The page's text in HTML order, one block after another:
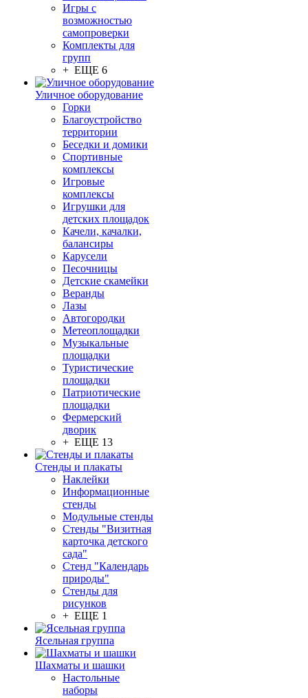
Игры с
возможностью
самопроверки
Комплекты для
групп
+ ЕЩЕ 6
Уличное оборудование
Горки
Благоустройство
территории
Беседки и домики
Спортивные
комплексы
Игровые
комплексы
Игрушки для
детских площадок
Качели, качалки,
балансиры
Карусели
Песочницы
Детские скамейки
Веранды
Лазы
Автогородки
Метеоплощадки
Музыкальные
площадки
Туристические
площадки
Патриотические
площадки
Фермерский
дворик
+ ЕЩЕ 13
Стенды и плакаты
Наклейки
Информационные
стенды
Модульные стенды
Стенды "Визитная
карточка детского
сада"
Стенд "Календарь
природы"
Стенды для
рисунков
+ ЕЩЕ 1
Ясельная группа
Шахматы и шашки
Настольные
наборы